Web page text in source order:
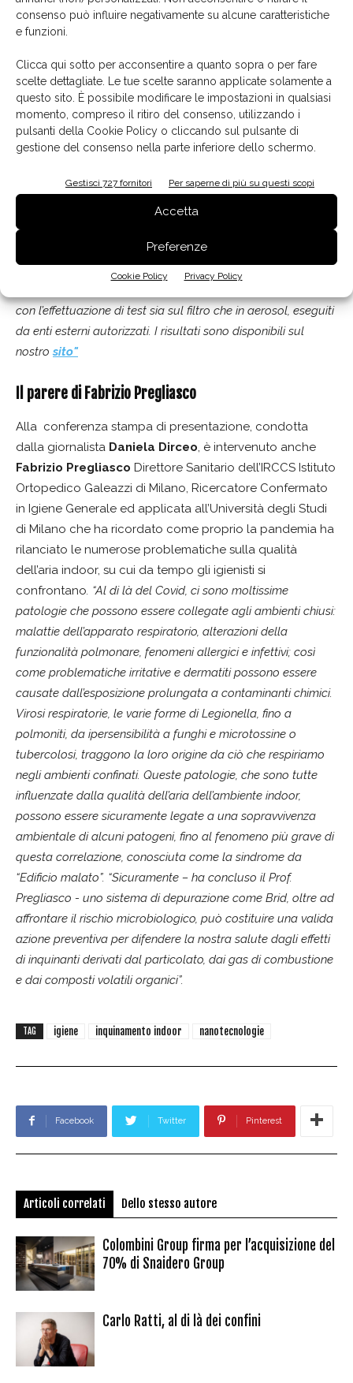
consenso può influire negativamente su alcune caratteristiche
e funzioni.
Clicca qui sotto per acconsentire a quanto sopra o per fare
scelte dettagliate. Le tue scelte saranno applicate solamente a
questo sito. È possibile modificare le impostazioni in qualsiasi
momento, compreso il ritiro del consenso, utilizzando i
pulsanti della Cookie Policy o cliccando sul pulsante di
gestione del consenso nella parte inferiore dello schermo.
Gestisci 727 fornitori Per saperne di più su questi scopi
Accetta
Preferenze
Cookie Policy Privacy Policy
dimensione fino a tre micron ” ha conclusoLaura Niccolai,
Direzione Colorobbia Consulting, che ha spiegato il suo
oggetto modulare declinabile in 3 versioni, il modello base
con un modulo con un filtro e le luci led che attivano la
fotocatalisi; una versione XL con 2 moduli e una versione
XXL con tre moduli. Le dimensioni sono funzionali allo
spazio da depurare. Lo sviluppo della sua tecnologia è
fotocatalisi. Inizialmente concepito per depurare l’aria dai
composti organici volatili, si sono poi riscontrati i benefici
effetti anche sulla carica microbica, come muffe e batteri,
fino alla sfida più attuale. Abbiamo deciso infatti di testare il
suo comportamento in presenza di Betacoronavirus e il
con l’effettuazione di test sia sul filtro che in aerosol, eseguiti
da enti esterni autorizzati. I risultati sono disponibili sul
nostrosito"
Il parere di Fabrizio Pregliasco
Alla conferenza stampa di presentazione, condotta
dalla giornalista Daniela Dirceo, è intervenuto anche
Fabrizio Pregliasco Direttore Sanitario dell’IRCCS Istituto
Ortopedico Galeazzi di Milano, Ricercatore Confermato
in Igiene Generale ed applicata all’Università degli Studi
di Milano che ha ricordato come proprio la pandemia ha
rilanciato le numerose problematiche sulla qualità
dell’aria indoor, su cui da tempo gli igienisti si
confrontano. “Al di là del Covid, ci sono moltissime
patologie che possono essere collegate agli ambienti chiusi:
malattie dell’apparato respiratorio, alterazioni della
funzionalità polmonare, fenomeni allergici e infettivi; così
come problematiche irritative e dermatiti possono essere
causate dall’esposizione prolungata a contaminanti chimici.
Virosi respiratorie, le varie forme di Legionella, fino a
polmoniti, da ipersensibilità a funghi e microtossine o
tubercolosi, traggono la loro origine da ciò che respiriamo
negli ambienti confinati. Queste patologie, che sono tutte
influenzate dalla qualità dell’aria dell’ambiente indoor,
possono essere sicuramente legate a una sopravvivenza
ambientale di alcuni patogeni, fino al fenomeno più grave di
questa correlazione, conosciuta come la sindrome da
“Edificio malato”. “Sicuramente – ha concluso il Prof.
Pregliasco - uno sistema di depurazione come Brid, oltre ad
affrontare il rischio microbiologico, può costituire una valida
azione preventiva per difendere la nostra salute dagli effetti
di inquinanti derivati dal particolato, dai gas di combustione
e dai composti volatili organici”.
TAG igiene inquinamento indoor nanotecnologie
Facebook Twitter Pinterest
Articoli correlati Dello stesso autore
Colombini Group firma per l’acquisizione del
70% di Snaidero Group
Carlo Ratti, al di là dei confini